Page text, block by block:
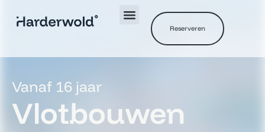
Reserveren
Vanaf 16 jaar
Vlotbouwen